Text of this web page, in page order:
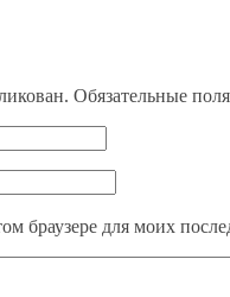
Обязательные
браузере для моих